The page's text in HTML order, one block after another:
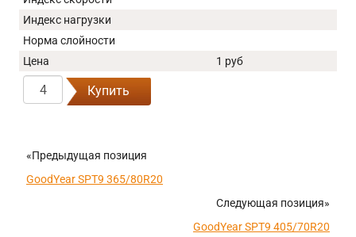
Индекс нагрузки
Норма слойности
Цена
1 руб
Купить
«Предыдущая позиция
GoodYear SPT9 365/80R20
Следующая позиция»
GoodYear SPT9 405/70R20